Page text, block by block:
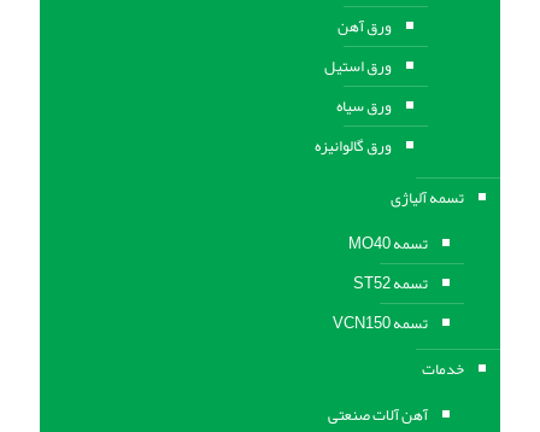
ورق آهن
ورق استیل
ورق سیاه
ورق گالوانیزه
تسمه آلیاژی
تسمه MO40
تسمه ST52
تسمه VCN150
خدمات
آهن آلات صنعتی